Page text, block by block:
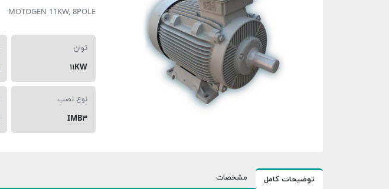
MOTOGEN 11KW, 8POLE
توان
۱۱KW
نوع نصب
IMB۳
توضیحات کامل مشخصات